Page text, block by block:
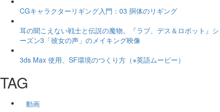
CGキャラクターリギング入門：03 胴体のリギング
耳の聞こえない戦士と伝説の魔物。『ラブ、デス＆ロボット』シ
ーズン3「彼女の声」のメイキング映像
3ds Max 使用、SF環境のつくり方（※英語ムービー）
TAG
動画